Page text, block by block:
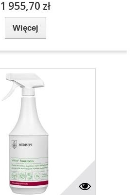
1 955,70 zł
Więcej